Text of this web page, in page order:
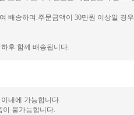
배송하며.주문금액이 30만원 이상일 경
후 함께 배송됩니다.
내에 가능합니다.
불가능합니다.